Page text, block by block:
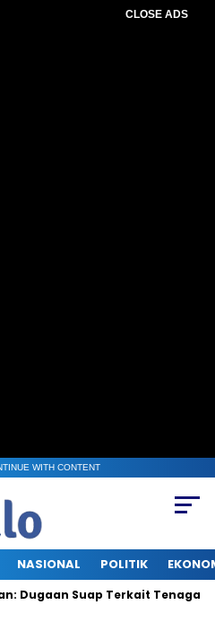
CLOSE ADS
WITH CONTENT
NASIONAL POLITIK
Suap Terkait Tenaga Kerja